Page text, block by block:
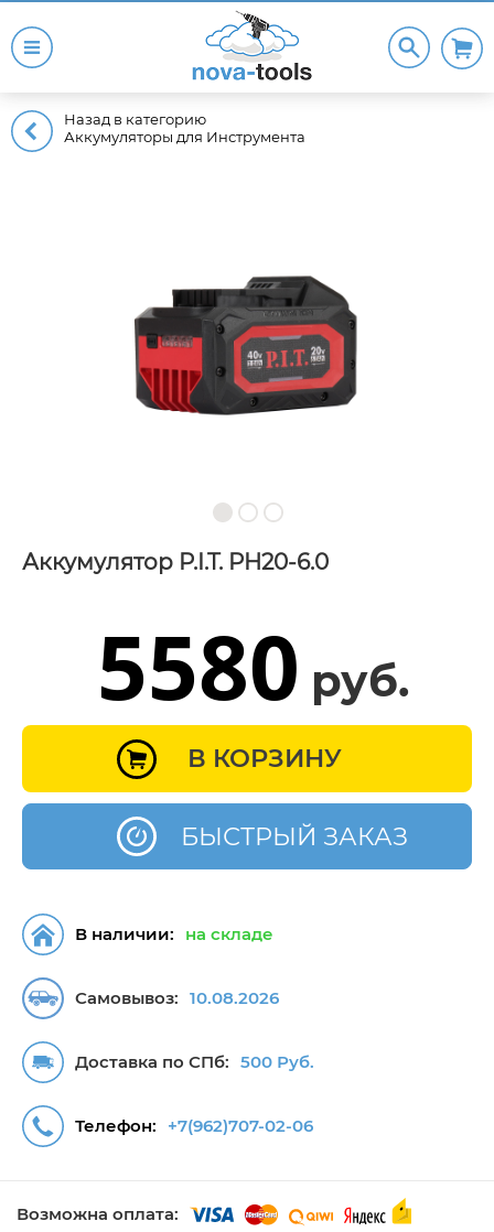
Назад в категорию
Аккумуляторы для Инструмента
Аккумулятор P.I.T. PH20-6.0
5580 руб.
БЫСТРЫЙ ЗАКАЗ
В КОРЗИНУ
Самовывоз: 10.08.2026
Доставка по СПб: 500 Руб.
В наличии: на складе
Телефон: +7(962)707-02-06
Возможна оплата: